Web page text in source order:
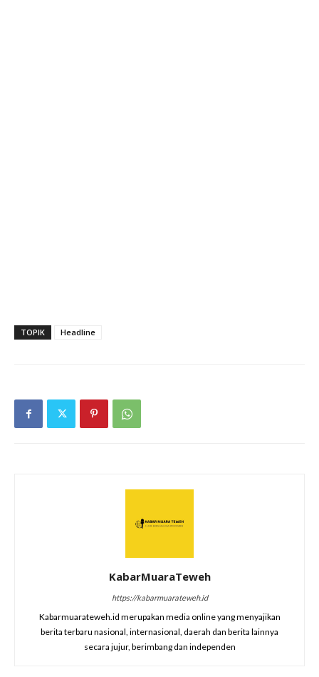
TOPIK Headline
KabarMuaraTeweh
https://kabarmuarateweh.id
Kabarmuarateweh.id merupakan media online yang menyajikan
berita terbaru nasional, internasional, daerah dan berita lainnya
secara jujur, berimbang dan independen